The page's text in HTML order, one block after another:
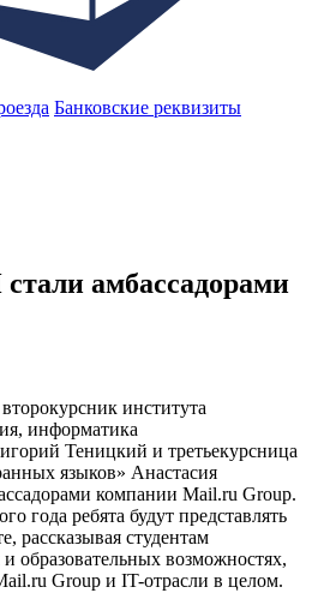
Банковские реквизиты
амбассадорами
института
информатика
Теницкий и третьекурсница
языков» Анастасия
компании Mail.ru Group.
года ребята будут представлять
рассказывая студентам
образовательных возможностях,
Group и IT-отрасли в целом.